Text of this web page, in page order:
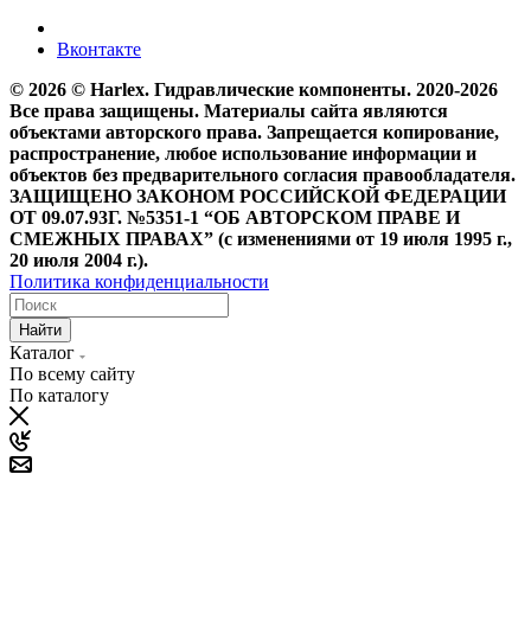
Вконтакте
© 2026 © Harlex. Гидравлические компоненты. 2020-2026
Все права защищены. Материалы сайта являются
объектами авторского права. Запрещается копирование,
распространение, любое использование информации и
объектов без предварительного согласия правообладателя.
ЗАЩИЩЕНО ЗАКОНОМ РОССИЙСКОЙ ФЕДЕРАЦИИ
ОТ 09.07.93Г. №5351-1 “ОБ АВТОРСКОМ ПРАВЕ И
СМЕЖНЫХ ПРАВАХ” (с изменениями от 19 июля 1995 г.,
20 июля 2004 г.).
Политика конфиденциальности
Найти
Каталог
По всему сайту
По каталогу